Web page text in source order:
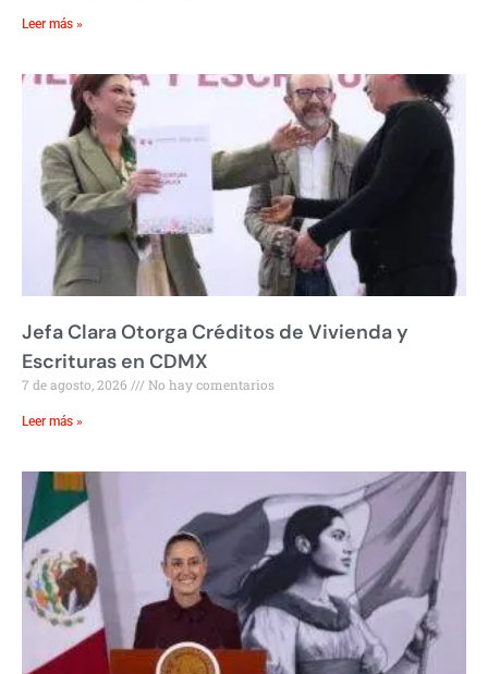
Leer más »
Jefa Clara Otorga Créditos de Vivienda y
Escrituras en CDMX
7 de agosto, 2026 No hay comentarios
Leer más »